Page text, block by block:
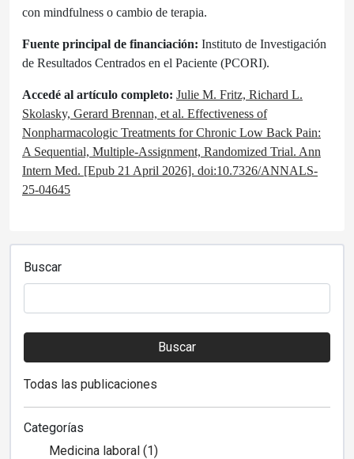
con mindfulness o cambio de terapia.
Fuente principal de financiación: Instituto de Investigación
de Resultados Centrados en el Paciente (PCORI).
Accedé al artículo completo: Julie M. Fritz, Richard L.
Skolasky, Gerard Brennan, et al. Effectiveness of
Nonpharmacologic Treatments for Chronic Low Back Pain:
A Sequential, Multiple-Assignment, Randomized Trial. Ann
Intern Med. [Epub 21 April 2026]. doi:10.7326/ANNALS-
25-04645
Buscar
Buscar
Todas las publicaciones
Categorías
Medicina laboral (1)